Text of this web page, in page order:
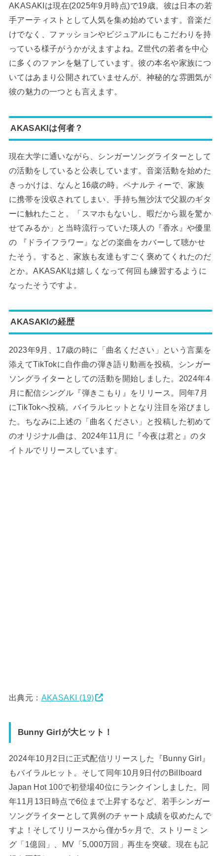
AKASAKIは現在(2025年9月時点)で19歳。彼は日本の若
手アーティストとして人気を集め始めています。音楽だ
けでなく、ファッションやビジュアルにもこだわりを持
っている様子がうかがえますよね。Z世代の若者を中心
に多くのファンを魅了しています。彼の本名や家族につ
いてはあまり公開されていませんが、神秘的な雰囲気が
彼の魅力の一つとも言えます。
AKASAKIは何者？
現在大学に通いながら、シンガーソングライターとして
の活動をしていると公表しています。音楽活動を始めた
きっかけは、なんと16歳の時。ペナルティーで、家族
に携帯を没収されてしまい、手持ち無沙汰で父親のギタ
ーに触れたこと。「スマホもないし、暇だから親を驚か
せてみるか」と当時流行っていた瑛人の『香水』や優里
の 『ドライフラワー』などの楽曲をカバーして聴かせ
たそう。すると、家族も友達もすごく褒めてくれたのだ
とか。AKASAKIは嬉しくなって何回も練習するように
なったそうですよ。
AKASAKIの経歴
2023年9月、17歳の時に「曲名ください」という言葉を
添えてTikTokに自作曲の弾き語り動画を投稿。シンガー
ソングライターとしての活動を開始しました。2024年4
月に配信シングル『弾きこもり』をリリース。同年7月
にTikTokへ投稿。バイラルヒットとなり注目を浴びまし
た。ちなみに上述の「曲名ください」と投稿した初めて
のオリジナル曲は、2024年11月に『今夜は君と』のタ
イトルでリリースしています。
出典元： AKASAKI (19)
Bunny Girlが大ヒット！
2024年10月2日に正式配信リリースした『Bunny Girl』
もバイラルヒット。そして同年10月9日付のBillboard
Japan Hot 100で初登場40位にランクインしました。同
年11月13日時点で6位まで上昇するなど、若手シンガー
ソングライターとして異例のチャート成績を収めたんで
すよ！そしてリリースから僅か5ヶ月で、ストリーミン
グ「1億回」、MV「5,000万回」再生を突破。現在も記